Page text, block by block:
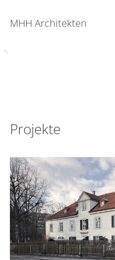
MHH Architekten
Projekte